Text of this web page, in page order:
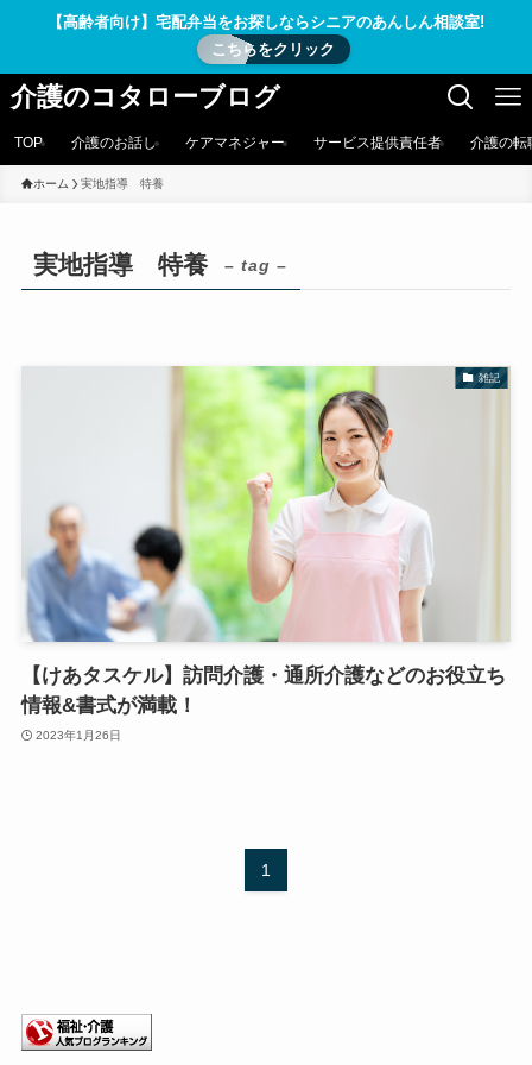
【高齢者向け】宅配弁当をお探しならシニアのあんしん相談室!
こちらをクリック
介護のコタローブログ
TOP 介護のお話し ケアマネジャー サービス提供責任者 介護の転
ホーム 実地指導 特養
実地指導 特養 – tag –
雑記
【けあタスケル】訪問介護・通所介護などのお役立ち
情報&書式が満載！
2023年1月26日
1